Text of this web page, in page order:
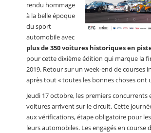
rendu hommage
à la belle époque
du sport
automobile avec
plus de 350 voitures historiques en
pour cette dixième édition qui marque la
2019. Retour sur un week-end de courses
après tout « toutes les bonnes choses ont
Jeudi 17 octobre, les premiers concurrents
voitures arrivent sur le circuit. Cette
aux vérifications, étape obligatoire pour
leurs automobiles. Les engagés en course